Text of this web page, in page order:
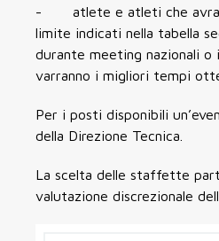
- atlete e atleti che
limite indicati nella tabella
durante meeting nazionali o
varranno i migliori tempi
Per i posti disponibili
della Direzione Tecnica.
La scelta delle staffette
valutazione discrezionale